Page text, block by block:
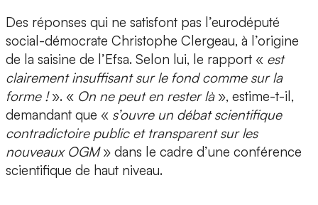
Des réponses qui ne satisfont pas l’eurodéputé
social-démocrate Christophe Clergeau, à l’origine
de la saisine de l’Efsa. Selon lui, le rapport « est
clairement insuffisant sur le fond comme sur la
forme !». « On ne peut en rester là», estime-t-il,
demandant que « s’ouvre un débat scientifique
contradictoire public et transparent sur les
nouveaux OGM» dans le cadre d’une conférence
scientifique de haut niveau.